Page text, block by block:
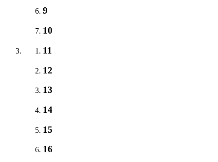
9
10
11
12
13
14
15
16